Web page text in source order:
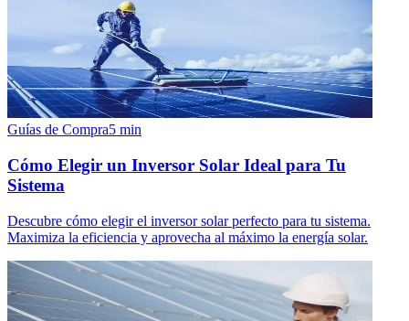
Guías de Compra5 min
Cómo Elegir un Inversor Solar Ideal para Tu
Sistema
Descubre cómo elegir el inversor solar perfecto para tu sistema.
Maximiza la eficiencia y aprovecha al máximo la energía solar.